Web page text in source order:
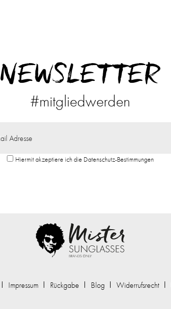
NEWSLETTER
#mitgliedwerden
Hiermit akzeptiere ich die Datenschutz-Bestimmungen
Impressum Rückgabe Blog Widerrufsrecht